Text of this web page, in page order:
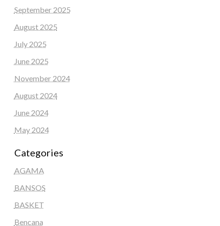
September 2025
August 2025
July 2025
June 2025
November 2024
August 2024
June 2024
May 2024
Categories
AGAMA
BANSOS
BASKET
Bencana